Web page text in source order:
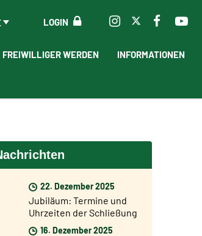
LOGIN
FREIWILLIGER WERDEN INFORMATIONEN
22. Dezember 2025
Jubiläum: Termine und
Uhrzeiten der Schließung
der Heiligen Pforten
16. Dezember 2025